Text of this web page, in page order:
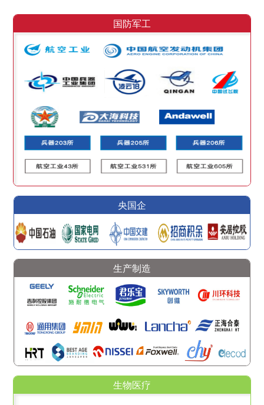
国防军工
央国企
生产制造
生物医疗